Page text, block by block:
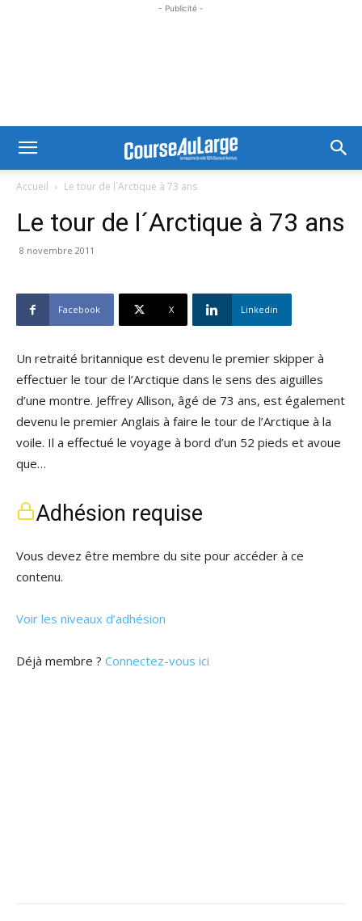
- Publicité -
Accueil Le tour de l´Arctique à 73 ans
Le tour de l´Arctique à 73 ans
8 novembre 2011
Facebook X Linkedin
Un retraité britannique est devenu le premier skipper à
effectuer le tour de l’Arctique dans le sens des aiguilles
d’une montre. Jeffrey Allison, âgé de 73 ans, est également
devenu le premier Anglais à faire le tour de l’Arctique à la
voile. Il a effectué le voyage à bord d’un 52 pieds et avoue
que…
Adhésion requise
Vous devez être membre du site pour accéder à ce
contenu.
Voir les niveaux d’adhésion
Déjà membre ? Connectez-vous ici